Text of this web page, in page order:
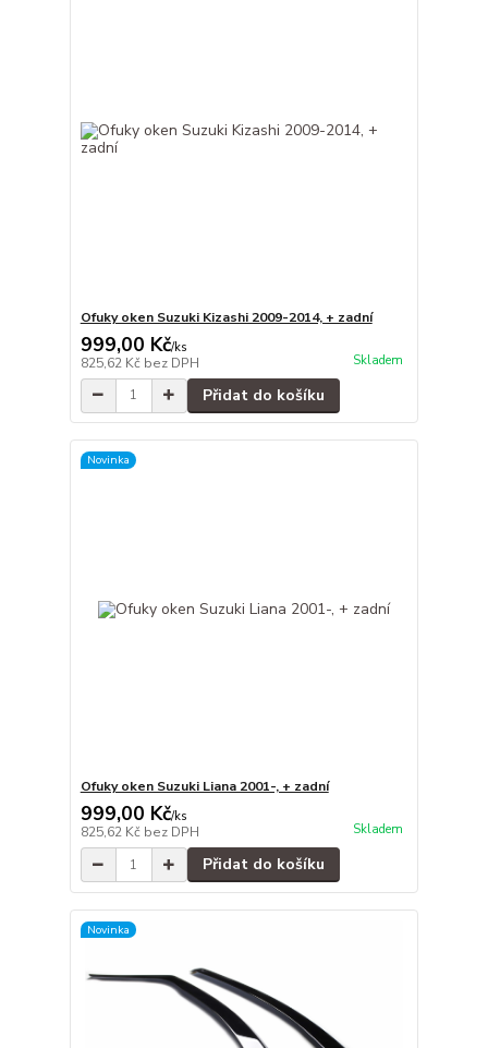
Ofuky oken Suzuki Kizashi 2009-2014, + zadní
999,00 Kč/ks
825,62 Kč bez DPH Skladem
Přidat do košíku
Novinka
Ofuky oken Suzuki Liana 2001-, + zadní
999,00 Kč/ks
825,62 Kč bez DPH Skladem
Přidat do košíku
Novinka